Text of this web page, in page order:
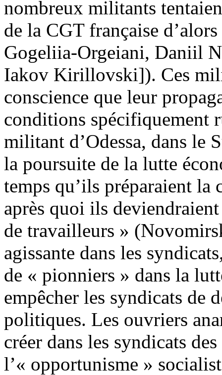
nombreux militants
de la CGT française
Gogeliia-Orgeiani, Daniil
Iakov Kirillovski]). Ces
conscience que leur
conditions spécifiquement
militant d’Odessa, dans le
la poursuite de la lutte
temps qu’ils préparaient
après quoi ils
de travailleurs »
agissante dans les
de « pionniers » dans la
empêcher les syndicats de
politiques. Les ouvriers
créer dans les syndicats
l’« opportunisme »